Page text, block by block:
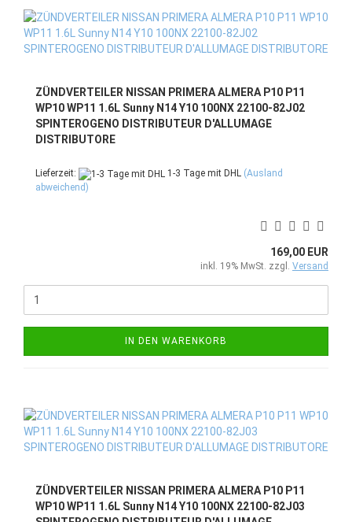
ZÜNDVERTEILER NISSAN PRIMERA ALMERA P10 P11
WP10 WP11 1.6L Sunny N14 Y10 100NX 22100-82J02
SPINTEROGENO DISTRIBUTEUR D'ALLUMAGE
DISTRIBUTORE
Lieferzeit: 1-3 Tage mit DHL (Ausland
abweichend)
169,00 EUR
inkl. 19% MwSt. zzgl. Versand
IN DEN WARENKORB
ZÜNDVERTEILER NISSAN PRIMERA ALMERA P10 P11
WP10 WP11 1.6L Sunny N14 Y10 100NX 22100-82J03